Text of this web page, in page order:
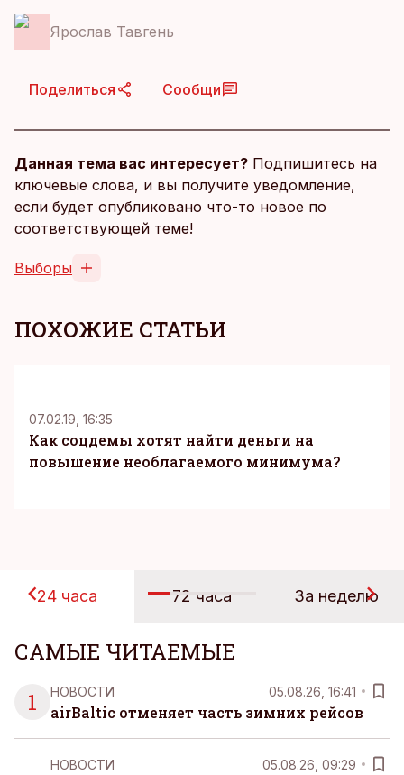
Ярослав Тавгень
Поделиться Сообщи
Данная тема вас интересует? Подпишитесь на
ключевые слова, и вы получите уведомление,
если будет опубликовано что-то новое по
соответствующей теме!
Выборы
ПОХОЖИЕ СТАТЬИ
07.02.19, 16:35
Как соцдемы хотят найти деньги на
повышение необлагаемого минимума?
24 часа 72 часа За неделю
САМЫЕ ЧИТАЕМЫЕ
1
НОВОСТИ 05.08.26, 16:41
airBaltic отменяет часть зимних рейсов
НОВОСТИ 05.08.26, 09:29